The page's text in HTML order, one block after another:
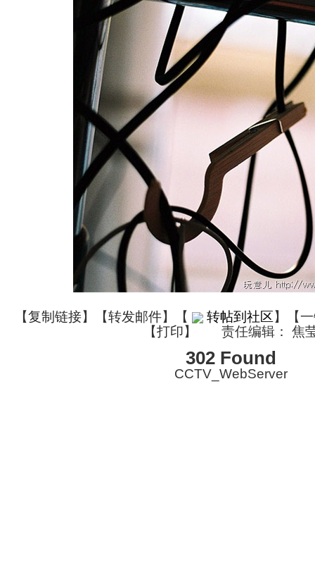
【复制链接】【转发邮件】 【 转帖到社区】【
【打印】 责任编辑： 焦
302 Found
CCTV_WebServer